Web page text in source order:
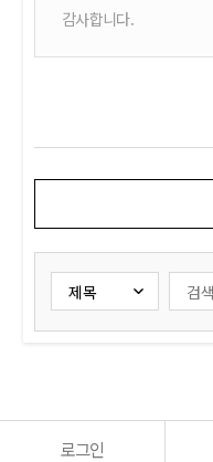
감사합니다.
로그인